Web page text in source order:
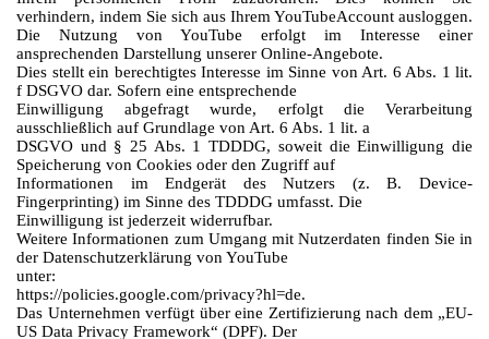
verhindern, indem Sie sich aus Ihrem YouTubeAccount ausloggen.
Die Nutzung von YouTube erfolgt im Interesse einer
ansprechenden Darstellung unserer Online-Angebote.
Dies stellt ein berechtigtes Interesse im Sinne von Art. 6 Abs. 1 lit.
f DSGVO dar. Sofern eine entsprechende
Einwilligung abgefragt wurde, erfolgt die Verarbeitung
ausschließlich auf Grundlage von Art. 6 Abs. 1 lit. a
DSGVO und § 25 Abs. 1 TDDDG, soweit die Einwilligung die
Speicherung von Cookies oder den Zugriff auf
Informationen im Endgerät des Nutzers (z. B. Device-
Fingerprinting) im Sinne des TDDDG umfasst. Die
Einwilligung ist jederzeit widerrufbar.
Weitere Informationen zum Umgang mit Nutzerdaten finden Sie in
der Datenschutzerklärung von YouTube
unter:
https://policies.google.com/privacy?hl=de.
Das Unternehmen verfügt über eine Zertifizierung nach dem „EU-
US Data Privacy Framework“ (DPF). Der